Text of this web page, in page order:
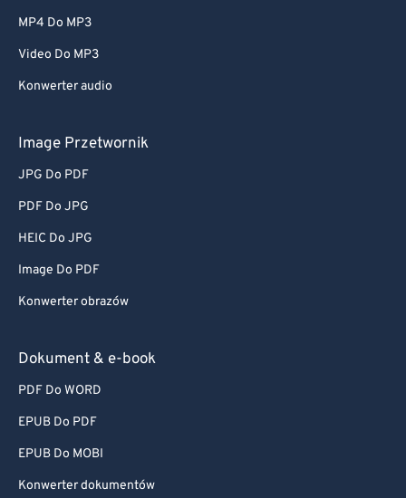
MP4 Do MP3
Video Do MP3
Konwerter audio
Image Przetwornik
JPG Do PDF
PDF Do JPG
HEIC Do JPG
Image Do PDF
Konwerter obrazów
Dokument & e-book
PDF Do WORD
EPUB Do PDF
EPUB Do MOBI
Konwerter dokumentów